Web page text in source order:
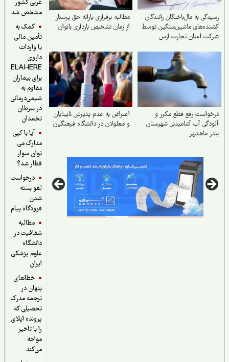
غربی کشور
مشخص شد
کمک به
تأمین مالی
یا واردات
داروی
ELAHERE
برای بیماران
مقاوم به
شیمی‌درمانی
در سرطان
تخمدان
آیا با کپی
مدارک می
توان سوار
قطار شد؟
درخواست
لغو بسته
فرودگاه پیام
مطالبه
شفافیت در
دانشگاه
علوم پزشکی
خطاهای
پنهان در
ترجمه مدرک
تحصیلی که
پرونده اپلای
را با تاخیر
به مال‌باختگان رانندگان
ماشین‌سنگین توسط
اعیان تجارت ارس
مطالبه برقراری یارانه حق پرستار
از زمان تشخیص بارداری بانوان
رفع قطع مکرر و
آب آشامیدنی شهرستان
ماهشهر
اعتراض به عدم پذیرش نابینایان
و معلولان در دانشگاه فرهنگیان